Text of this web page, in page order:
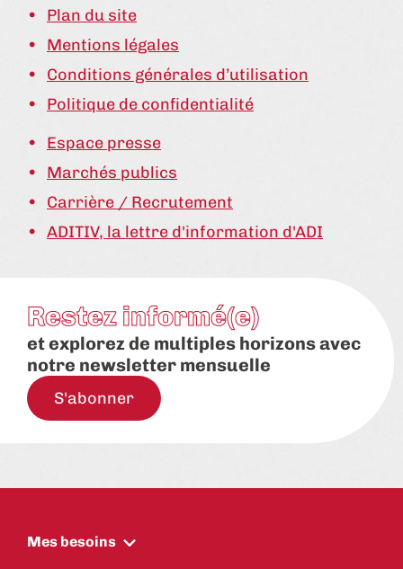
Plan du site
Mentions légales
Conditions générales d’utilisation
Politique de confidentialité
Espace presse
Marchés publics
Carrière / Recrutement
ADITIV, la lettre d'information d'ADI
Restez informé(e)
et explorez de multiples horizons avec
notre newsletter mensuelle
S'abonner
Mes besoins